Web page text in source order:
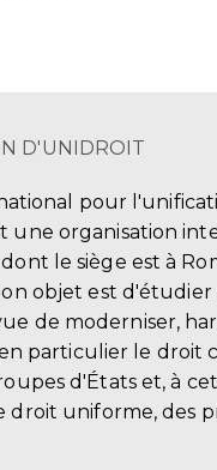
D'UNIDROIT
pour
une organisation
le siège est à
objet est d'étudier
de moderniser,
particulier le droit
d'États et, à
droit uniforme, des